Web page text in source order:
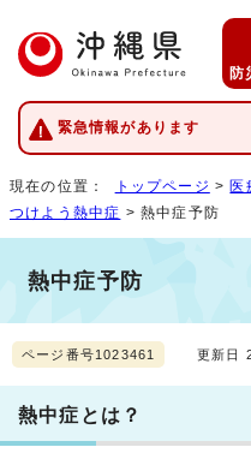
防
緊急情報があります
現在の位置： トップページ >医
つけよう熱中症 > 熱中症予防
熱中症予防
ページ番号1023461 更新日
熱中症とは？